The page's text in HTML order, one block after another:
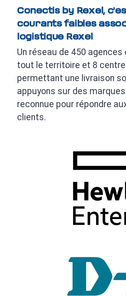
Conectis by Rexel,
courants faibles
logistique Rexel
Un réseau de 450
tout le territoire et 8
permettant une livraison
appuyons sur des
reconnue pour répondre
clients.